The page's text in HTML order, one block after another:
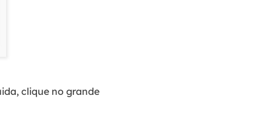
clique no grande